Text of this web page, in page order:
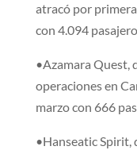
atracó por
con 4.094
•Azamara Quest,
operaciones en
marzo con 666
•Hanseatic Spirit,